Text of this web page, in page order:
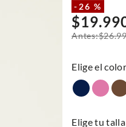
- 26 %
$19.
$26.